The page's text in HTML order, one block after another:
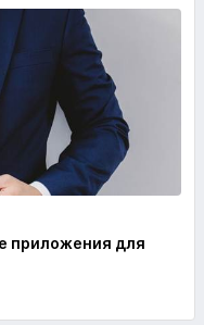
приложения для